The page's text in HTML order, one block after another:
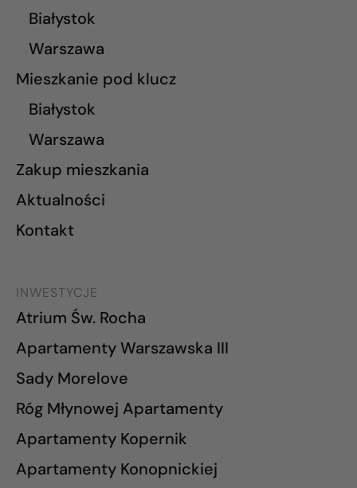
Białystok
Warszawa
Mieszkanie pod klucz
Białystok
Warszawa
Zakup mieszkania
Aktualności
Kontakt
INWESTYCJE
Atrium Św. Rocha
Apartamenty Warszawska III
Sady Morelove
Róg Młynowej Apartamenty
Apartamenty Kopernik
Apartamenty Konopnickiej